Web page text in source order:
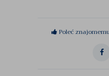
Poleć